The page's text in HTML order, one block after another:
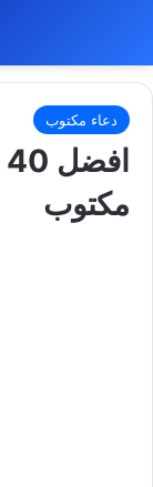
دعاء مكتوب
مكتوب